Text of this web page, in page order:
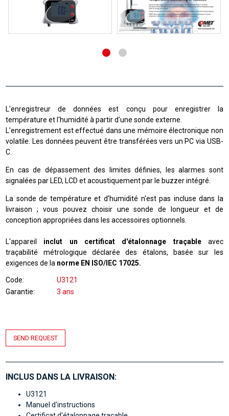
L'enregistreur de données est conçu pour enregistrer la
température et l'humidité à partir d'une sonde externe.
L'enregistrement est effectué dans une mémoire électronique non
volatile. Les données peuvent être transférées vers un PC via USB-
C.
En cas de dépassement des limites définies, les alarmes sont
signalées par LED, LCD et acoustiquement par le buzzer intégré.
La sonde de température et d'humidité n'est pas incluse dans la
livraison ; vous pouvez choisir une sonde de longueur et de
conception appropriées dans les accessoires optionnels.
L'appareil inclut un certificat d'étalonnage traçableavec
traçabilité métrologique déclarée des étalons, basée sur les
exigences de la norme EN ISO/IEC 17025.
Code
U3121
Garantie
3 ans
SEND REQUEST
INCLUS DANS LA LIVRAISON:
U3121
Manuel d'instructions